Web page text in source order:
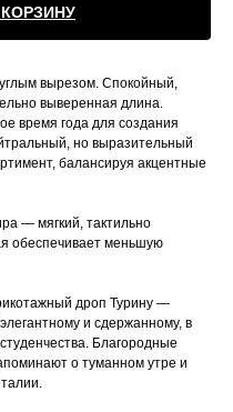
вырезом. Спокойный,
выверенная длина.
время года для создания
но выразительный
балансируя акцентные
— мягкий, тактильно
обеспечивает меньшую
дроп Турину —
и сдержанному, в
Благородные
о туманном утре и